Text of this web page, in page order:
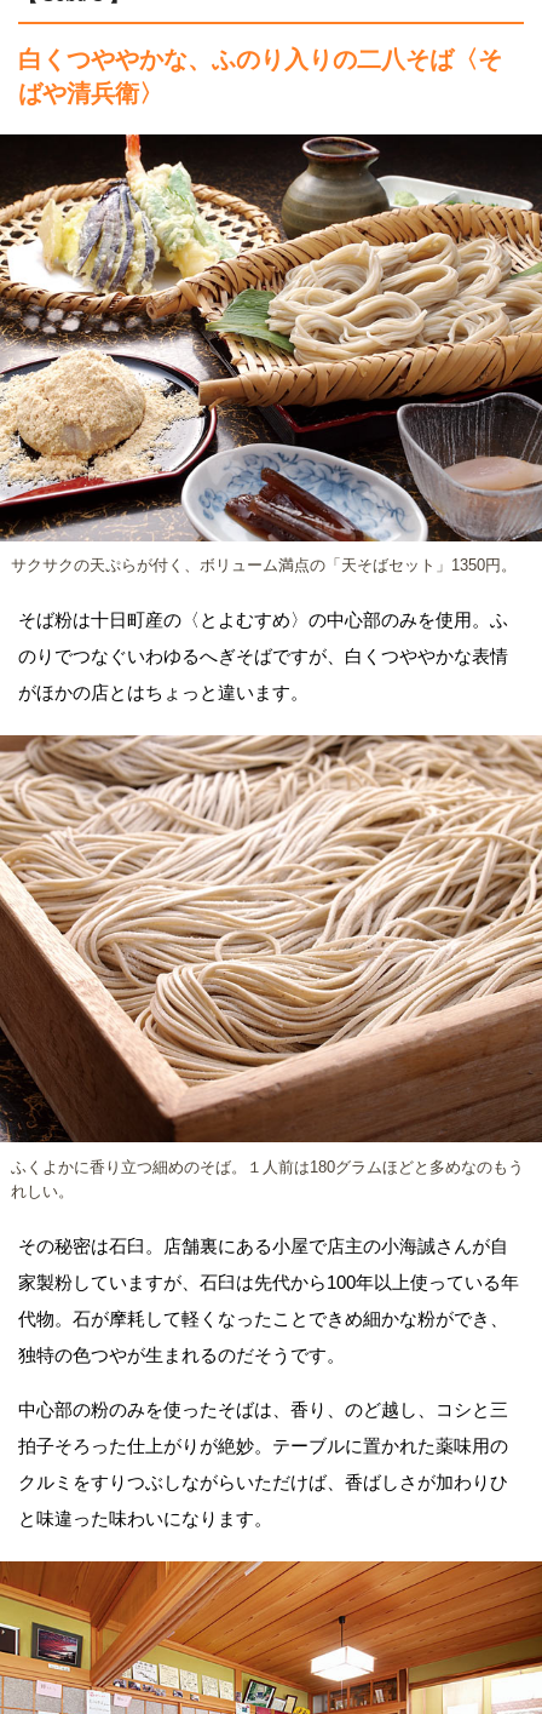
白くつややかな、ふのり入りの二八そば〈そ
ばや清兵衛〉
サクサクの天ぷらが付く、ボリューム満点の「天そばセット」1350円。
そば粉は十日町産の〈とよむすめ〉の中心部のみを使用。ふ
のりでつなぐいわゆるへぎそばですが、白くつややかな表情
がほかの店とはちょっと違います。
ふくよかに香り立つ細めのそば。１人前は180グラムほどと多めなのもう
れしい。
その秘密は石臼。店舗裏にある小屋で店主の小海誠さんが自
家製粉していますが、石臼は先代から100年以上使っている年
代物。石が摩耗して軽くなったことできめ細かな粉ができ、
独特の色つやが生まれるのだそうです。
中心部の粉のみを使ったそばは、香り、のど越し、コシと三
拍子そろった仕上がりが絶妙。テーブルに置かれた薬味用の
クルミをすりつぶしながらいただけば、香ばしさが加わりひ
と味違った味わいになります。